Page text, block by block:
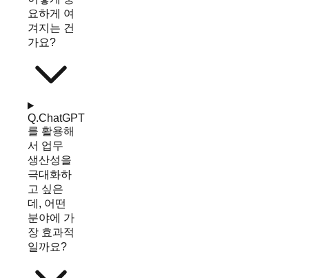
요하게 여
겨지는 건
가요?
Q.ChatGPT
를 활용해
서 업무
생산성을
극대화하
고 싶은
데, 어떤
분야에 가
장 효과적
일까요?